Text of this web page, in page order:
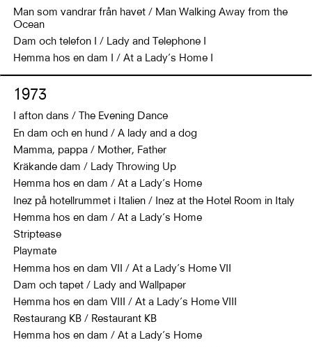
Man som vandrar från havet / Man Walking Away from the
Ocean
Dam och telefon I / Lady and Telephone I
Hemma hos en dam I / At a Lady’s Home I
1973
I afton dans / The Evening Dance
En dam och en hund / A lady and a dog
Mamma, pappa / Mother, Father
Kräkande dam / Lady Throwing Up
Hemma hos en dam / At a Lady’s Home
Inez på hotellrummet i Italien / Inez at the Hotel Room in Italy
Hemma hos en dam / At a Lady’s Home
Striptease
Playmate
Hemma hos en dam VII / At a Lady’s Home VII
Dam och tapet / Lady and Wallpaper
Hemma hos en dam VIII / At a Lady’s Home VIII
Restaurang KB / Restaurant KB
Hemma hos en dam / At a Lady’s Home